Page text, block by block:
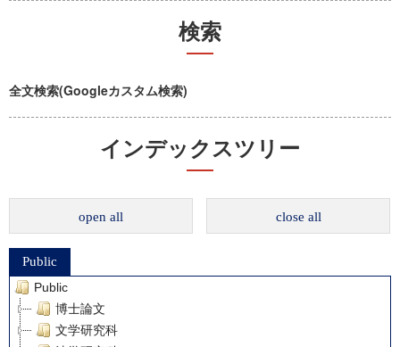
検索
全文検索(Googleカスタム検索)
インデックスツリー
open all close all
Public
Public
博士論文
文学研究科